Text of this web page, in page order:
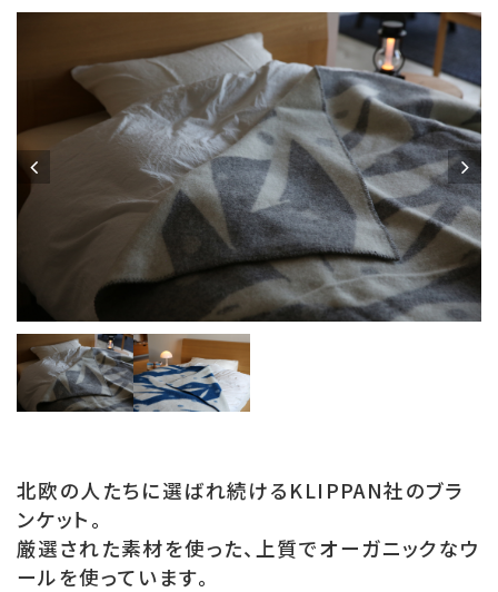
北欧の人たちに選ばれ続けるKLIPPAN社のブラ
ンケット。
厳選された素材を使った、上質でオーガニックなウ
ールを使っています。